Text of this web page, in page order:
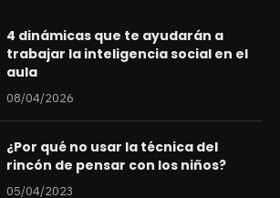
4 dinámicas que te ayudarán a
trabajar la inteligencia social en el
aula
08/04/2026
¿Por qué no usar la técnica del
rincón de pensar con los niños?
05/04/2023